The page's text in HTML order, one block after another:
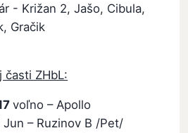
- Križan 2, Jašo, Cibula,
Gračik
časti ZHbL:
voľno – Apollo
– Ruzinov B /Pet/